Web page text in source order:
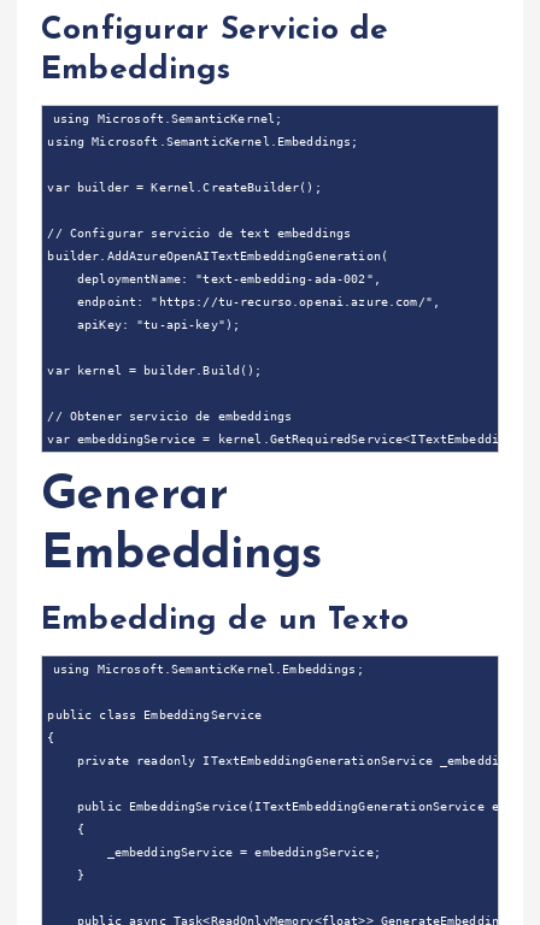
Configurar Servicio de
Embeddings
using Microsoft.SemanticKernel;
using Microsoft.SemanticKernel.Embeddings;
var builder = Kernel.CreateBuilder();
// Configurar servicio de text embeddings
builder.AddAzureOpenAITextEmbeddingGeneration(
    deploymentName: "text-embedding-ada-002",
    endpoint: "https://tu-recurso.openai.azure.com/",
    apiKey: "tu-api-key");
var kernel = builder.Build();
// Obtener servicio de embeddings
Generar
Embeddings
Embedding de un Texto
using Microsoft.SemanticKernel.Embeddings;
public class EmbeddingService
{
private readonly ITextEmbeddingGenerationService
public EmbeddingService(ITextEmbeddingGenerationService
    {
        _embeddingService = embeddingService;
    }
public async Task<ReadOnlyMemory<float>>